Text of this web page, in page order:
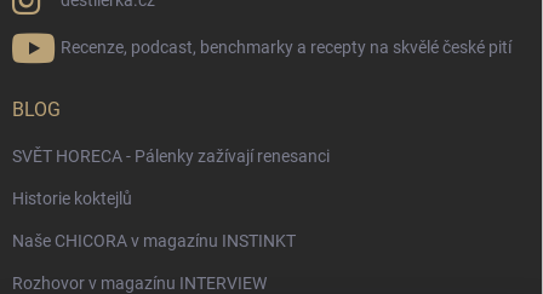
Recenze, podcast, benchmarky a recepty na skvělé české pití
BLOG
SVĚT HORECA - Pálenky zažívají renesanci
Historie koktejlů
Naše CHICORA v magazínu INSTINKT
Rozhovor v magazínu INTERVIEW